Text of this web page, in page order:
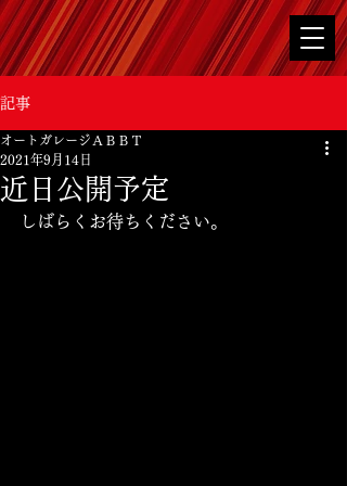
記事
近日公開予定
オートガレージＡＢＢＴ
2021年9月14日
しばらくお待ちください。